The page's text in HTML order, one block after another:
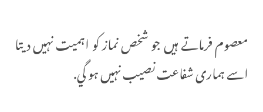
معصوم فرماتے ہیں جو شخص نماز کو اہمیت نہیں دیتا
اسے ہماری شفاعت نصیب نہیں ہو گي.